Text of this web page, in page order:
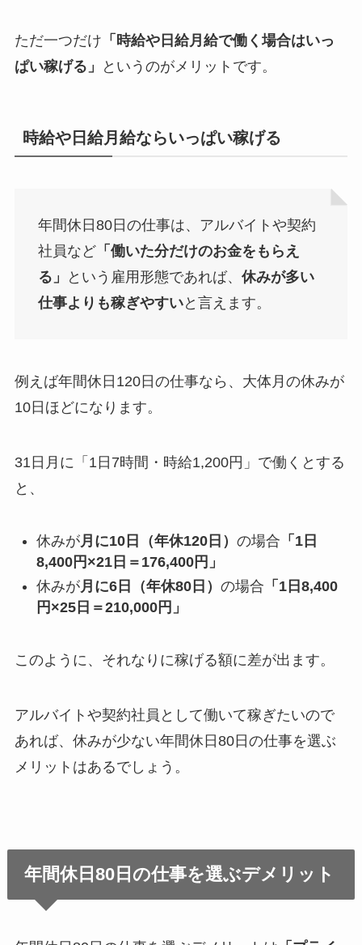
ただ一つだけ 「時給や日給月給で働く場合はいっ
ぱい稼げる」
というのがメリットです。
時給や日給月給ならいっぱい稼げる
年間休日80日の仕事は、アルバイトや契約
社員など「働いた分だけのお金をもらえ
る」
という雇用形態であれば、 休みが多い
仕事よりも稼ぎやすいと言えます。
例えば年間休日120日の仕事なら、大体月の休みが
10日ほどになります。
31日月に「1日7時間・時給1,200円」で働くとする
と、
休みが月に10日（年休120日） の場合 「1日
8,400円×21日＝176,400円」
休みが月に6日（年休80日） の場合 「1日8,400
円×25日＝210,000円」
このように、それなりに稼げる額に差が出ます。
アルバイトや契約社員として働いて稼ぎたいので
あれば、休みが少ない年間休日80日の仕事を選ぶ
メリットはあるでしょう。
年間休日80日の仕事を選ぶデメリット